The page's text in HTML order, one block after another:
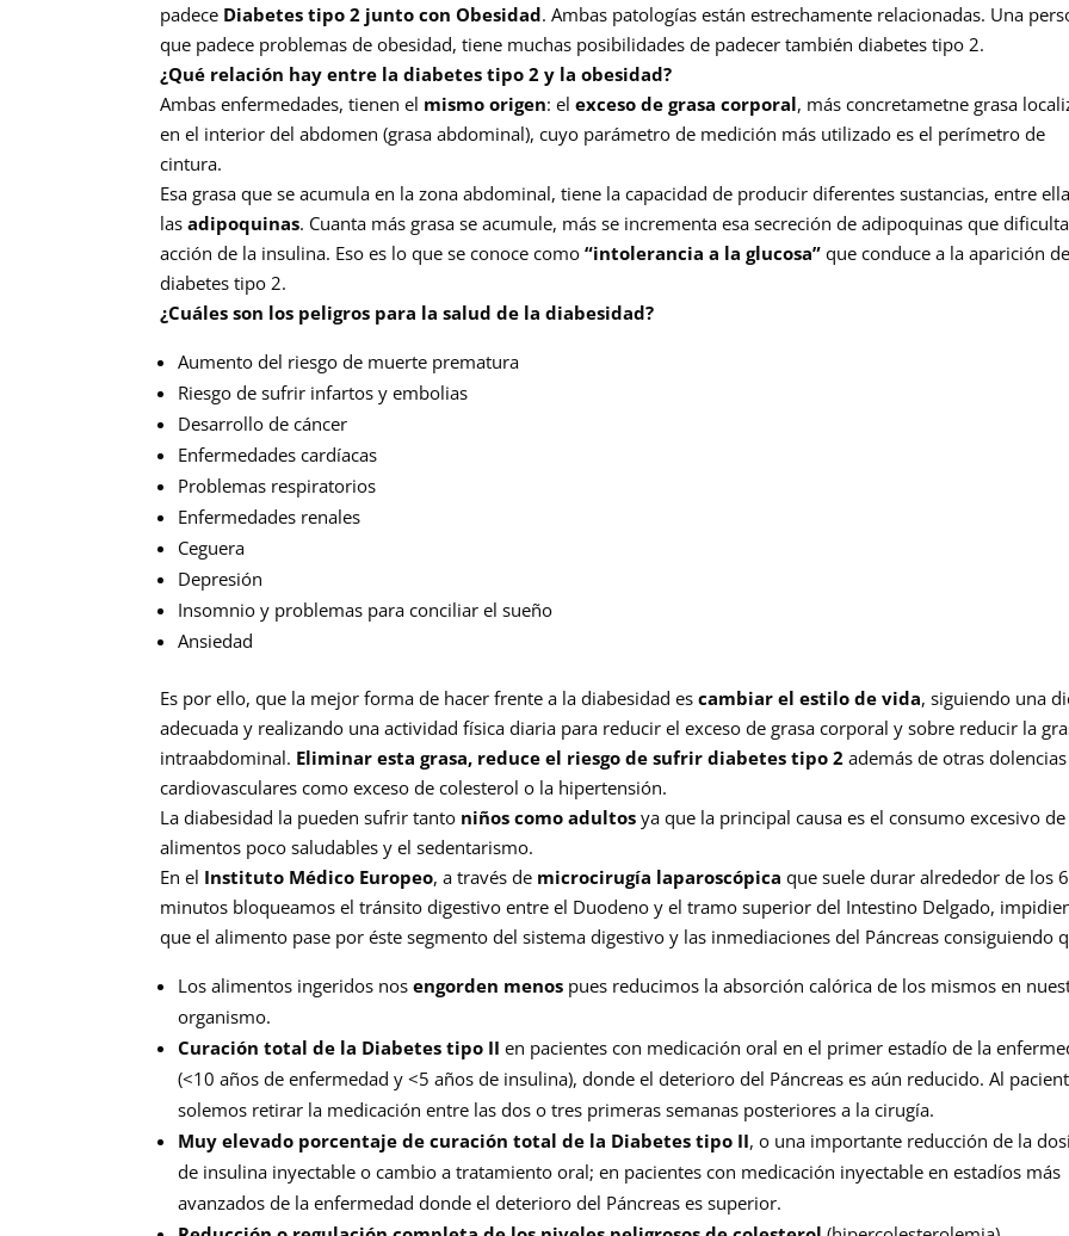
padece Diabetes tipo 2 junto con Obesidad. Ambas patologías están estrechamente relacionadas. Una
que padece problemas de obesidad, tiene muchas posibilidades de padecer también diabetes tipo 2.
¿Qué relación hay entre la diabetes tipo 2 y la obesidad?
Ambas enfermedades, tienen el mismo origen: elexceso de grasa corporal, más concretametne grasa
en el interior del abdomen (grasa abdominal), cuyo parámetro de medición más utilizado es el perímetro de
cintura.
Esa grasa que se acumula en la zona abdominal, tiene la capacidad de producir diferentes sustancias, entre
lasadipoquinas. Cuanta más grasa se acumule, más se incrementa esa secreción de adipoquinas que
acción de la insulina. Eso es lo que se conoce como“intolerancia a la glucosa” que conduce a la aparición
diabetes tipo 2.
¿Cuáles son los peligros para la salud de la diabesidad?
Aumento del riesgo de muerte prematura
Riesgo de sufrir infartos y embolias
Desarrollo de cáncer
Enfermedades cardíacas
Problemas respiratorios
Enfermedades renales
Ceguera
Depresión
Insomnio y problemas para conciliar el sueño
Ansiedad
Es por ello, que la mejor forma de hacer frente a la diabesidad es cambiar el estilo de vida, siguiendo una
adecuada y realizando una actividad física diaria para reducir el exceso de grasa corporal y sobre reducir la
intraabdominal. Eliminar esta grasa, reduce el riesgo de sufrir diabetes tipo 2 además de otras dolencias
cardiovasculares como exceso de colesterol o la hipertensión.
La diabesidad la pueden sufrir tanto niños como adultos ya que la principal causa es el consumo excesivo de
alimentos poco saludables y el sedentarismo.
En el Instituto Médico Europeo, a través de microcirugía laparoscópica que suele durar alrededor de los
minutos bloqueamos el tránsito digestivo entre el Duodeno y el tramo superior del Intestino Delgado,
que el alimento pase por éste segmento del sistema digestivo y las inmediaciones del Páncreas consiguiendo
Los alimentos ingeridos nosengorden menos pues reducimos la absorción calórica de los mismos en
organismo.
Curación total de la Diabetes tipo II en pacientes con medicación oral en el primer estadío de la
(<10 años de enfermedad y <5 años de insulina), donde el deterioro del Páncreas es aún reducido. Al
solemos retirar la medicación entre las dos o tres primeras semanas posteriores a la cirugía.
Muy elevado porcentaje de curación total de la Diabetes tipo II, o una importante reducción de la
de insulina inyectable o cambio a tratamiento oral; en pacientes con medicación inyectable en estadíos más
avanzados de la enfermedad donde el deterioro del Páncreas es superior.